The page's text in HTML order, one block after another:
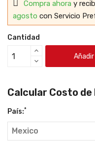
Compra ahora y
agosto con Servicio
Cantidad
Calcular Costo de
País:*